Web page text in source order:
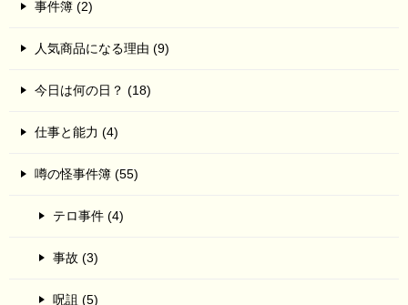
事件簿 (2)
人気商品になる理由 (9)
今日は何の日？ (18)
仕事と能力 (4)
噂の怪事件簿 (55)
テロ事件 (4)
事故 (3)
呪詛 (5)